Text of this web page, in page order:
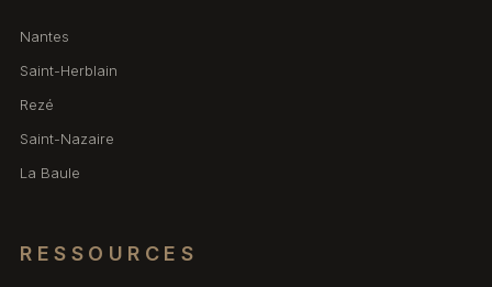
Nantes
Saint-Herblain
Rezé
Saint-Nazaire
La Baule
RESSOURCES